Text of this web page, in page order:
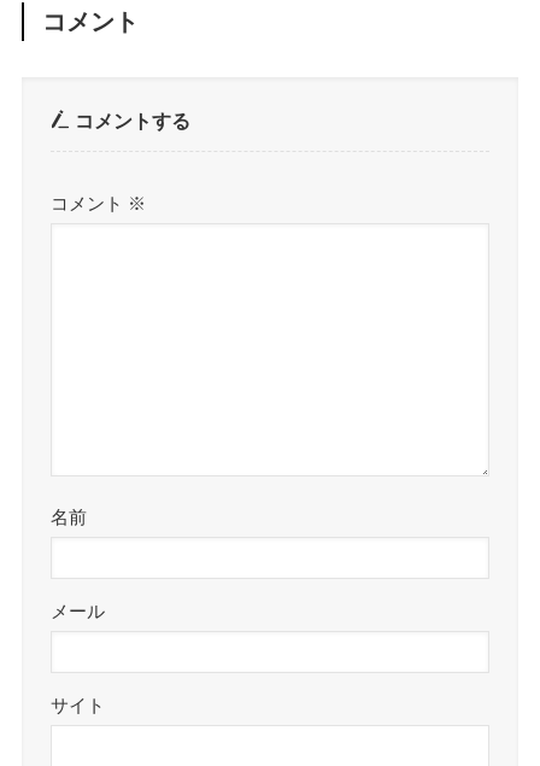
コメント
コメントする
コメント ※
名前
メール
サイト